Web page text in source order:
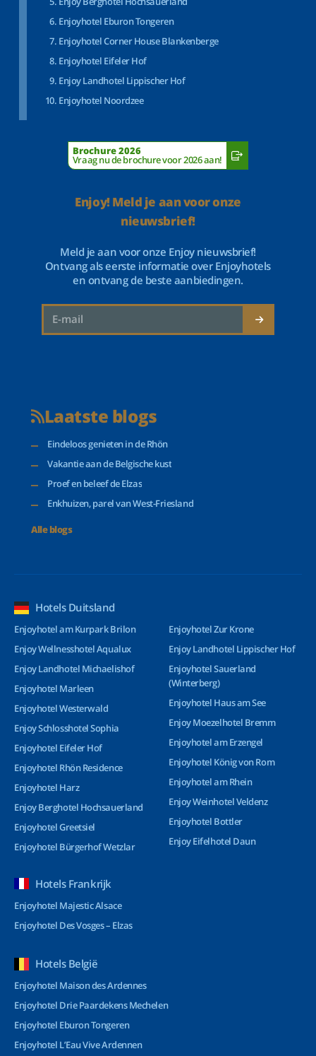
Enjoyhotel Eburon Tongeren
Enjoyhotel Corner House Blankenberge
Enjoyhotel Eifeler Hof
Enjoy Landhotel Lippischer Hof
Enjoyhotel Noordzee
Brochure 2026
Vraag nu de brochure voor 2026 aan!
Enjoy! Meld je aan voor onze
nieuwsbrief!
Meld je aan voor onze Enjoy nieuwsbrief!
Ontvang als eerste informatie over Enjoyhotels
en ontvang de beste aanbiedingen.
Laatste blogs
Eindeloos genieten in de Rhön
Vakantie aan de Belgische kust
Proef en beleef de Elzas
Enkhuizen, parel van West-Friesland
Alle blogs
Hotels Duitsland
Enjoyhotel am Kurpark Brilon
Enjoy Wellnesshotel Aqualux
Enjoy Landhotel Michaelishof
Enjoyhotel Marleen
Enjoyhotel Westerwald
Enjoy Schlosshotel Sophia
Enjoyhotel Eifeler Hof
Enjoyhotel Rhön Residence
Enjoyhotel Harz
Enjoy Berghotel Hochsauerland
Enjoyhotel Greetsiel
Enjoyhotel Bürgerhof Wetzlar
Enjoyhotel Zur Krone
Enjoy Landhotel Lippischer Hof
Enjoyhotel Sauerland
(Winterberg)
Enjoyhotel Haus am See
Enjoy Moezelhotel Bremm
Enjoyhotel am Erzengel
Enjoyhotel König von Rom
Enjoyhotel am Rhein
Enjoy Weinhotel Veldenz
Enjoyhotel Bottler
Enjoy Eifelhotel Daun
Hotels Frankrijk
Enjoyhotel Majestic Alsace
Enjoyhotel Des Vosges – Elzas
Hotels België
Enjoyhotel Maison des Ardennes
Enjoyhotel Drie Paardekens Mechelen
Enjoyhotel Eburon Tongeren
Enjoyhotel L’Eau Vive Ardennen